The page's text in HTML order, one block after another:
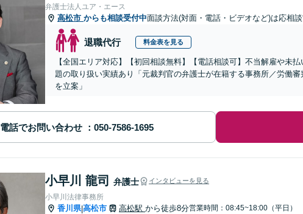
弁護士法人ユア・エース
高松市 からも相談受付中面談方法(対面・電話・ビデオなど)は応相談
退職代行 料金表を見る
【全国エリア対応】【初回相談無料】【電話相談可】不当解雇や未
題の取り扱い実績あり「元裁判官の弁護士が在籍する事務所／労働
を立案」
電話でお問い合わせ
小早川 龍司 弁護士 インタビューを見る
小早川法律事務所
香川県|高松市 高松駅 から徒歩8分営業時間：08:45~18:00（平日）